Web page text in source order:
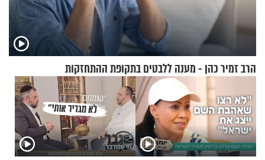
הרב זמיר כהן - מענה ללבטים בתקופת ההתחזקות